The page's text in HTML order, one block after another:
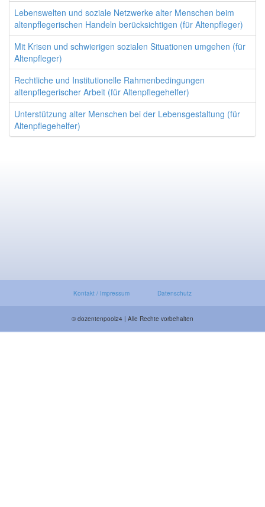
Lebenswelten und soziale Netzwerke alter Menschen beim
altenpflegerischen Handeln berücksichtigen (für Altenpfleger)
Mit Krisen und schwierigen sozialen Situationen umgehen (für
Altenpfleger)
Rechtliche und Institutionelle Rahmenbedingungen
altenpflegerischer Arbeit (für Altenpflegehelfer)
Unterstützung alter Menschen bei der Lebensgestaltung (für
Altenpflegehelfer)
Kontakt / Impressum Datenschutz
© dozentenpool24 | Alle Rechte vorbehalten